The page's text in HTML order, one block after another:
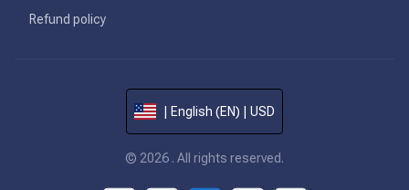
Refund policy
| English (EN) | USD
© 2026 . All rights reserved.